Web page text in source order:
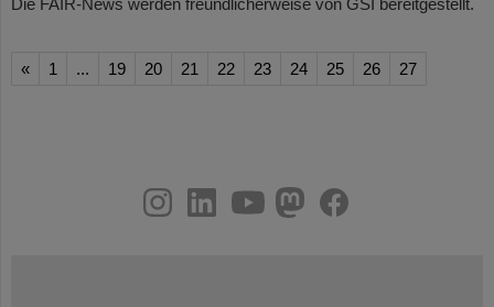
Die FAIR-News werden freundlicherweise von GSI bereitgestellt.
« 1 ... 19 20 21 22 23 24 25 26 27
youtube
helmholtz.social
facebook